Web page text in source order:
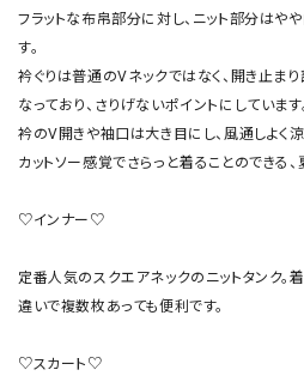
フラットな布帛部分に対し、ニット部分はや
す。
衿ぐりは普通のVネックではなく、開き止ま
なっており、さりげないポイントにしています
衿のV開きや袖口は大き目にし、風通しよく
カットソー感覚でさらっと着ることのできる、
♡インナー♡
定番人気のスクエアネックのニットタンク。
違いで複数枚あっても便利です。
♡スカート♡